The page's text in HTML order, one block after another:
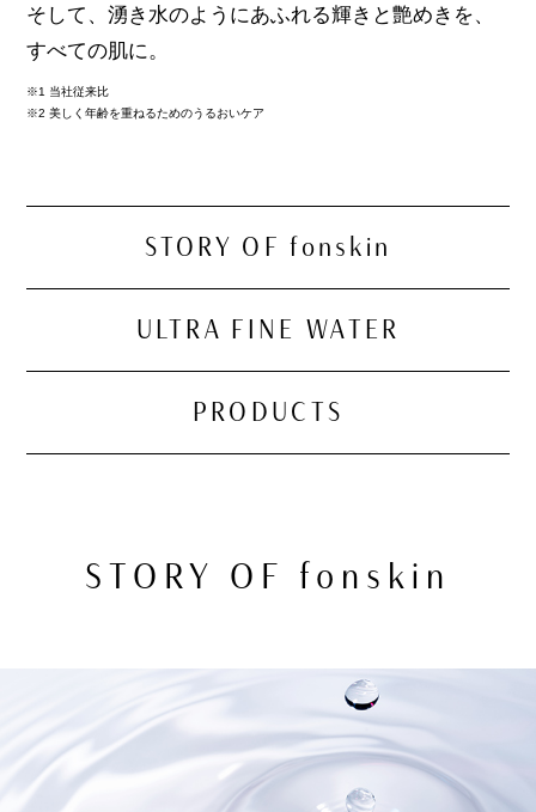
そして、湧き水のようにあふれる輝きと艶めきを、
すべての肌に。
※1 当社従来比
※2 美しく年齢を重ねるためのうるおいケア
STORY OF fonskin
ULTRA FINE WATER
PRODUCTS
STORY OF fonskin